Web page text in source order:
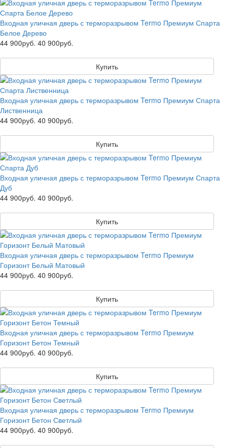
Входная уличная дверь с терморазрывом Termo Премиум Спарта
Белое Дерево
44 900руб. 40 900руб.
Купить
Входная уличная дверь с терморазрывом Termo Премиум Спарта
Лиственница
44 900руб. 40 900руб.
Купить
Входная уличная дверь с терморазрывом Termo Премиум Спарта
Дуб
44 900руб. 40 900руб.
Купить
Входная уличная дверь с терморазрывом Termo Премиум
Горизонт Белый Матовый
44 900руб. 40 900руб.
Купить
Входная уличная дверь с терморазрывом Termo Премиум
Горизонт Бетон Темный
44 900руб. 40 900руб.
Купить
Входная уличная дверь с терморазрывом Termo Премиум
Горизонт Бетон Светлый
44 900руб. 40 900руб.